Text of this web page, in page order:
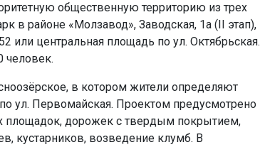
общественную территорию из трех
в районе «Молзавод», Заводская, 1а (II этап),
или центральная площадь по ул. Октябрьская.
человек.
в котором жители определяют
ул. Первомайская. Проектом предусмотрено
площадок, дорожек с твердым покрытием,
кустарников, возведение клумб. В